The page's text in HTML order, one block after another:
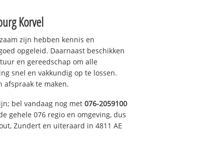
Korvel
zijn hebben kennis en
opgeleid. Daarnaast beschikken
en gereedschap om alle
snel en vakkundig op te lossen.
afspraak te maken.
bel vandaag nog met 076-2059100
gehele 076 regio en omgeving, dus
Zundert en uiteraard in 4811 AE